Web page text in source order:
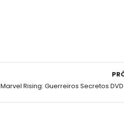
Marvel Rising: Guerreiros Secretos